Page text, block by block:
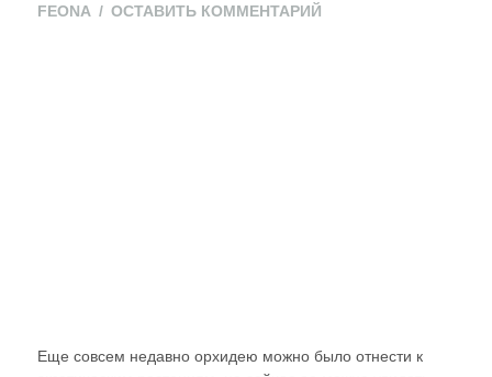
FEONA ОСТАВИТЬ КОММЕНТАРИЙON
Еще совсем недавно орхидею можно было отнести к